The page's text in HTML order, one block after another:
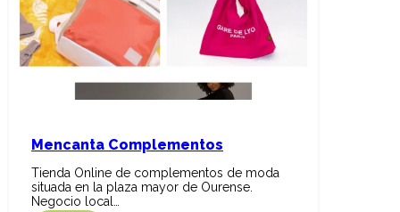
Mencanta Complementos
Tienda Online de complementos de moda
situada en la plaza mayor de Ourense.
Negocio local…